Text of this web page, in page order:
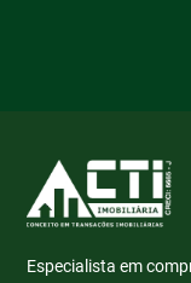
Especialista em